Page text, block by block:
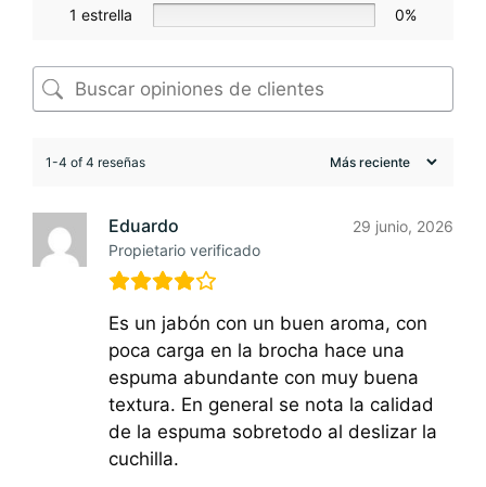
1 estrella 0%
1-4 of 4 reseñas
Eduardo
Propietario verificado
29 junio, 2026
Es un jabón con un buen aroma, con
poca carga en la brocha hace una
espuma abundante con muy buena
textura. En general se nota la calidad
de la espuma sobretodo al deslizar la
cuchilla.